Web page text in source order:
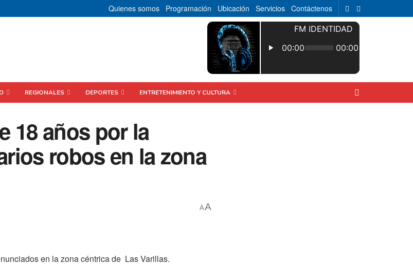
Quienes somos Programación Ubicación Servicios Contáctenos
REGIONALES DEPORTES ENTRETENIMIENTO Y CULTURA
18 años por la
robos en la zona
AA
en la zona céntrica de Las Varillas.